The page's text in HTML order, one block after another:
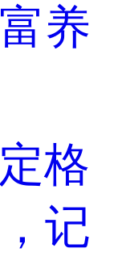
养
格
记